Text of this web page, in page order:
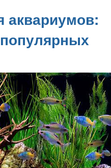
аквариумов: